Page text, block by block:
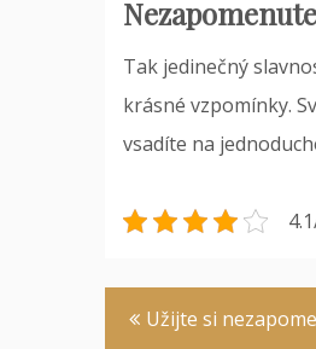
Tak jedinečný
krásné vzpomínky.
vsadíte na
Navigace
Užijte si